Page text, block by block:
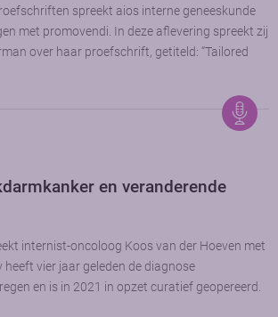
spreekt aios interne geneeskunde
met promovendi. In deze aflevering spreekt zij
over haar proefschrift, getiteld: “Tailored
en veranderende
internist-oncoloog Koos van der Hoeven met
vier jaar geleden de diagnose
en is in 2021 in opzet curatief geopereerd.